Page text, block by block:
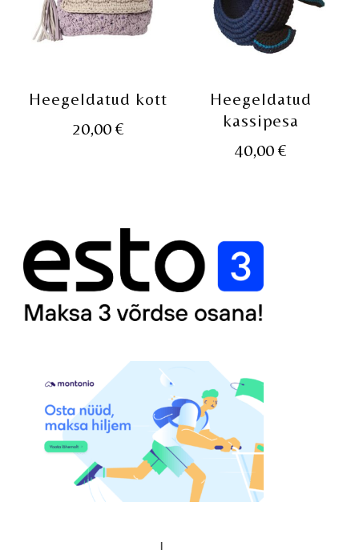
Heegeldatud kott
20,00€
Heegeldatud
kassipesa
40,00 €